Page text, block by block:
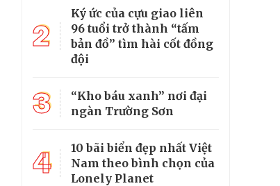
2
Ký ức của cựu giao liên
96 tuổi trở thành “tấm
bản đồ” tìm hài cốt đồng
đội
3
“Kho báu xanh” nơi đại
ngàn Trường Sơn
4
10 bãi biển đẹp nhất Việt
Nam theo bình chọn của
Lonely Planet